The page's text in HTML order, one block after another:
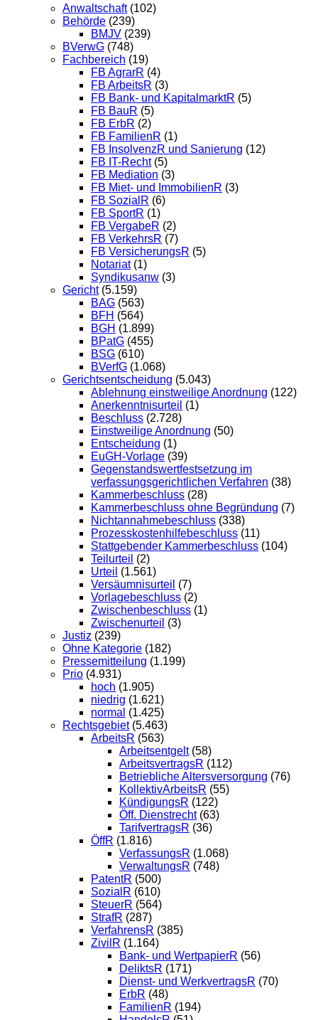
Anwaltschaft(102)
Behörde (239)
BMJV (239)
BVerwG (748)
Fachbereich (19)
FB AgrarR (4)
FB ArbeitsR (3)
FB Bank- und KapitalmarktR (5)
FB BauR (5)
FB ErbR (2)
FB FamilienR (1)
FB InsolvenzR und Sanierung (12)
FB IT-Recht(5)
FB Mediation (3)
FB Miet- und ImmobilienR (3)
FB SozialR (6)
FB SportR (1)
FB VergabeR (2)
FB VerkehrsR (7)
FB VersicherungsR (5)
Notariat(1)
Syndikusanw (3)
Gericht(5.159)
BAG (563)
BFH (564)
BGH (1.899)
BPatG (455)
BSG (610)
BVerfG (1.068)
Gerichtsentscheidung (5.043)
Ablehnung einstweilige Anordnung (122)
Anerkenntnisurteil (1)
Beschluss (2.728)
Einstweilige Anordnung (50)
Entscheidung (1)
EuGH-Vorlage (39)
Gegenstandswertfestsetzung im
verfassungsgerichtlichen Verfahren (38)
Kammerbeschluss (28)
Kammerbeschluss ohne Begründung (7)
Nichtannahmebeschluss (338)
Prozesskostenhilfebeschluss (11)
Stattgebender Kammerbeschluss (104)
Teilurteil (2)
Urteil (1.561)
Versäumnisurteil (7)
Vorlagebeschluss (2)
Zwischenbeschluss (1)
Zwischenurteil (3)
Justiz (239)
Ohne Kategorie (182)
Pressemitteilung (1.199)
Prio (4.931)
hoch (1.905)
niedrig (1.621)
normal (1.425)
Rechtsgebiet(5.463)
ArbeitsR (563)
Arbeitsentgelt(58)
ArbeitsvertragsR (112)
Betriebliche Altersversorgung (76)
KollektivArbeitsR (55)
KündigungsR (122)
Öff. Dienstrecht(63)
TarifvertragsR (36)
ÖffR (1.816)
VerfassungsR (1.068)
VerwaltungsR (748)
PatentR (500)
SozialR (610)
SteuerR (564)
StrafR (287)
VerfahrensR (385)
ZivilR (1.164)
Bank- und WertpapierR (56)
DeliktsR (171)
Dienst- und WerkvertragsR (70)
ErbR (48)
FamilienR (194)